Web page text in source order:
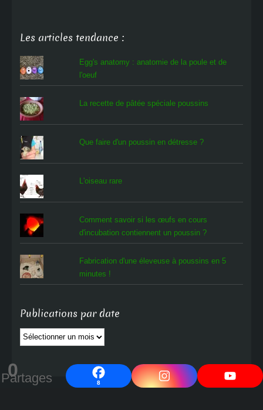
0
Partages 8
Les articles tendance :
Egg's anatomy : anatomie de la poule et de
l'oeuf
La recette de pâtée spéciale poussins
Que faire d'un poussin en détresse ?
L'oiseau rare
Comment savoir si les œufs en cours
d'incubation contiennent un poussin ?
Fabrication d'une éleveuse à poussins en 5
minutes !
Publications par date
Publications
par